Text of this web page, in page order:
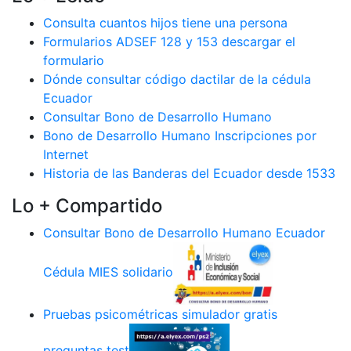
Consulta cuantos hijos tiene una persona
Formularios ADSEF 128 y 153 descargar el
formulario
Dónde consultar código dactilar de la cédula
Ecuador
Consultar Bono de Desarrollo Humano
Bono de Desarrollo Humano Inscripciones por
Internet
Historia de las Banderas del Ecuador desde 1533
Lo + Compartido
Consultar Bono de Desarrollo Humano Ecuador
Cédula MIES solidario
Pruebas psicométricas simulador gratis